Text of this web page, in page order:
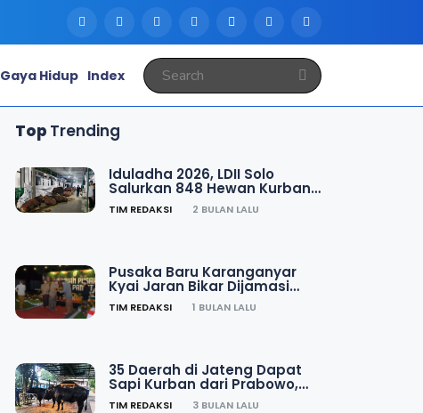
Gaya Hidup Index
Top Trending
Iduladha 2026, LDII Solo
Salurkan 848 Hewan Kurban
Rp11 Miliar
TIM REDAKSI 2 BULAN LALU
Pusaka Baru Karanganyar
Kyai Jaran Bikar Dijamasi
Perdana Bersama Kyai
Pamot
TIM REDAKSI 1 BULAN LALU
35 Daerah di Jateng Dapat
Sapi Kurban dari Prabowo,
Bobot Minimal 1 Ton
TIM REDAKSI 3 BULAN LALU